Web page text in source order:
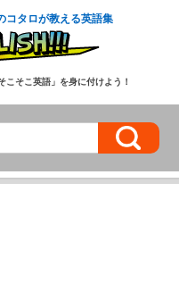
コタロが教える英語集
そこ英語」を身に付けよう！